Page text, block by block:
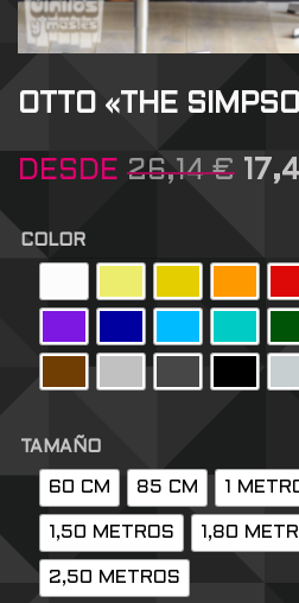
OTTO «THE
DESDE 26,14€
COLOR
TAMAÑO
60 CM 85 CM 1
1,50 METROS 1,80
2,50 METROS